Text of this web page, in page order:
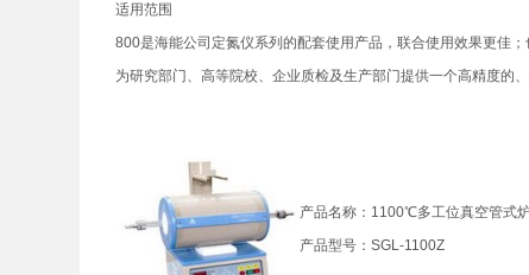
适用范围
800是海能公司定氮仪系列的配套使用产品，联合使用效果更佳
为研究部门、高等院校、企业质检及生产部门提供一个高精度的
产品名称：1100℃多工位真空管式
产品型号：SGL-1100Z